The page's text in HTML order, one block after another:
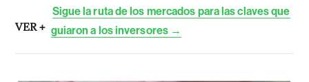
VER +
Sigue la ruta de los mercados para las claves que
guiaron a los inversores →